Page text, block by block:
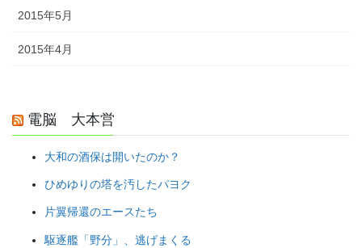
2015年5月
2015年4月
電脳 大本営
大和の酒保は開いたのか？
ひめゆりの塔を汚したパヨク
片翼帰還のエースたち
駆逐艦「野分」、逃げまくる